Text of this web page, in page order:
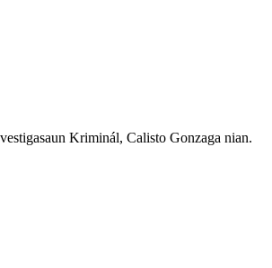
Kriminál, Calisto Gonzaga nian.